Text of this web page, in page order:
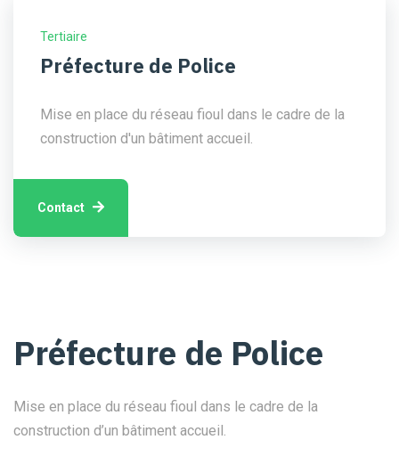
Tertiaire
Préfecture de Police
Mise en place du réseau fioul dans le cadre de la
construction d'un bâtiment accueil.
Contact
Préfecture de Police
Mise en place du réseau fioul dans le cadre de la
construction d’un bâtiment accueil.